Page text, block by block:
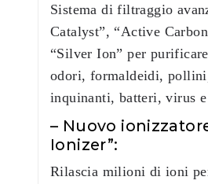
Sistema di filtraggio
Catalyst”, “Active
“Silver Ion” per
odori, formaldeidi,
inquinanti, batteri, virus
– Nuovo
Ionizer”:
Rilascia milioni di ioni